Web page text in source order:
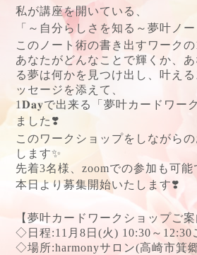
私が講座を開いている、
「～自分らしさを知る～夢叶ノー
このノート術の書き出すワークの
あなたがどんなことで輝くか、
る夢は何かを見つけ出し、叶え
ッセージを添えて、
1‪𝐃𝐚𝐲で出来る「夢叶カードワー
ました ❣️
このワークショップをしながら
します✨
先着3名様、 zoomでの参加も可能
本日より募集開始いたします❣️
【夢叶カードワークショップご案
◇日程:11 月 8 日 (火) 10:30 ～ 12:30
◇場所:harmonyサロン(高崎市箕郷